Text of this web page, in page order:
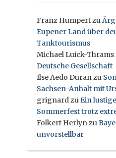
Franz Humpertzu
Eupener Land über
Tanktourismus
Michael Luick-Thrams
Deutsche Gesellschaft
Ilse Aedo Duranzu
Sachsen-Anhalt mit
grignardzuEin
Sommerfest trotz
Folkert Herlynzu
unvorstellbar